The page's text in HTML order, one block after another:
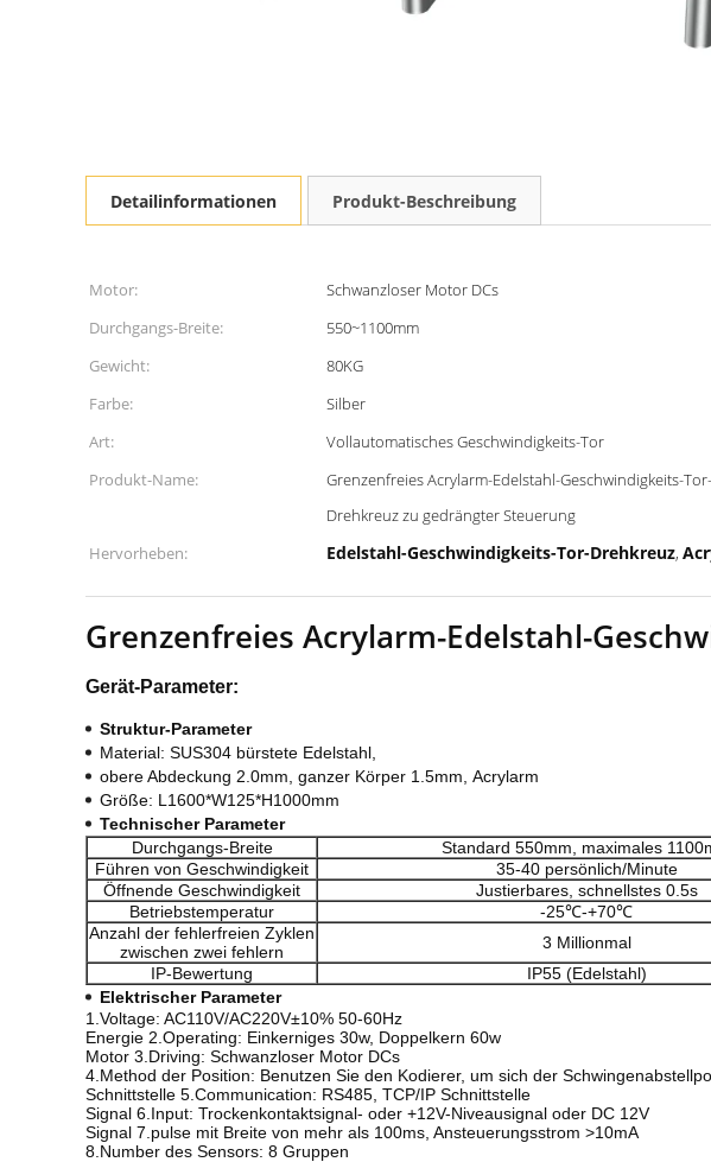
Detailinformationen Produkt-Beschreibung
Motor: Schwanzloser Motor DCs
Durchgangs-Breite:
550~1100mm
Gewicht:
80KG
Farbe:
Silber
Art:
Vollautomatisches Geschwindigkeits-Tor
Produkt-Name:
Grenzenfreies Acrylarm-Edelstahl-Geschwindigkeits-Tor-
Drehkreuz zu gedrängter Steuerung
Hervorheben: Edelstahl-Geschwindigkeits-Tor-Drehkreuz,
Grenzenfreies Acrylarm-Edelstahl-
Gerät-Parameter:
Struktur-Parameter
Material: SUS304 bürstete Edelstahl,
obere Abdeckung 2.0mm, ganzer Körper 1.5mm, Acrylarm
Größe: L1600*W125*H1000mm
Technischer Parameter
Durchgangs-Breite
Standard 550mm, maximales
Führen von Geschwindigkeit
35-40 persönlich/Minute
Öffnende Geschwindigkeit
Justierbares, schnellstes 0.5s
Betriebstemperatur
-25℃-+70℃
Anzahl der fehlerfreien Zyklen
zwischen zwei fehlern
3 Millionmal
IP-Bewertung
IP55 (Edelstahl)
Elektrischer Parameter
1.Voltage: AC110V/AC220V±10% 50-60Hz
Energie 2.Operating: Einkerniges 30w, Doppelkern 60w
Motor 3.Driving: Schwanzloser Motor DCs
4.Method der Position: Benutzen Sie den Kodierer, um sich der
Schnittstelle 5.Communication: RS485, TCP/IP Schnittstelle
Signal 6.Input: Trockenkontaktsignal- oder +12V-Niveausignal oder DC 12V
Signal 7.pulse mit Breite von mehr als 100ms, Ansteuerungsstrom >10mA
8.Number des Sensors: 8 Gruppen